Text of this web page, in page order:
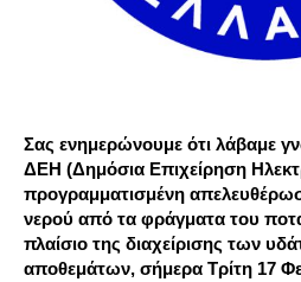
Σας ενημερώνουμε ότι λάβαμε
ΔΕΗ (Δημόσια Επιχείρηση
προγραμματισμένη
νερού από τα φράγματα του
πλαίσιο της διαχείρισης των
αποθεμάτων, σήμερα Τρίτη 17